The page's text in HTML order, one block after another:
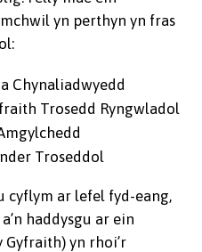
yn perthyn yn fras
Chynaliadwyedd
Trosedd Ryngwladol
Troseddol
cyflym ar lefel fyd-eang,
haddysgu ar ein
yn rhoi’r